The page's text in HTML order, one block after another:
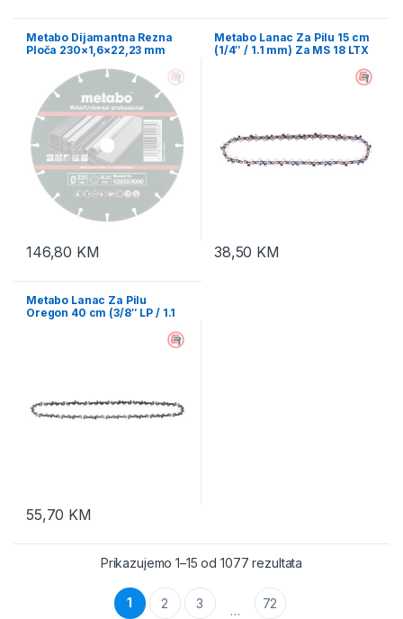
Metabo Dijamantna Rezna
Ploča 230×1,6×22,23 mm
Professional – 628550000
146,80 KM
Metabo Lanac Za Pilu 15 cm
(1/4″ / 1.1 mm) Za MS 18 LTX
38,50 KM
Metabo Lanac Za Pilu
Oregon 40 cm (3/8″ LP / 1.1
55,70 KM
Prikazujemo 1–15 od 1077 rezultata
1 2 3 … 72